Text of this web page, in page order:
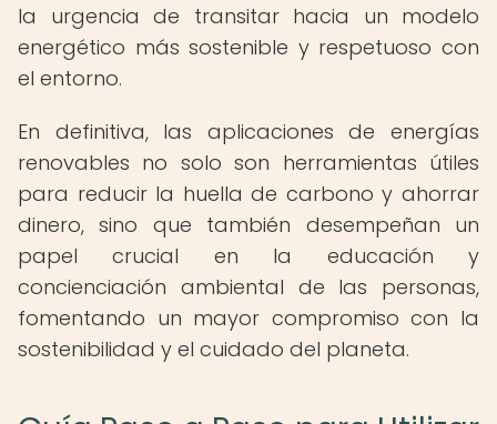
la urgencia de transitar hacia un modelo
energético más sostenible y respetuoso con
el entorno.
En definitiva, las aplicaciones de energías
renovables no solo son herramientas útiles
para reducir la huella de carbono y ahorrar
dinero, sino que también desempeñan un
papel crucial en la educación y
concienciación ambiental de las personas,
fomentando un mayor compromiso con la
sostenibilidad y el cuidado del planeta.